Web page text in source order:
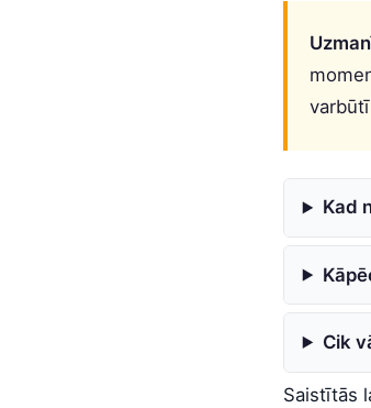
Kad
Cik
Saistītās